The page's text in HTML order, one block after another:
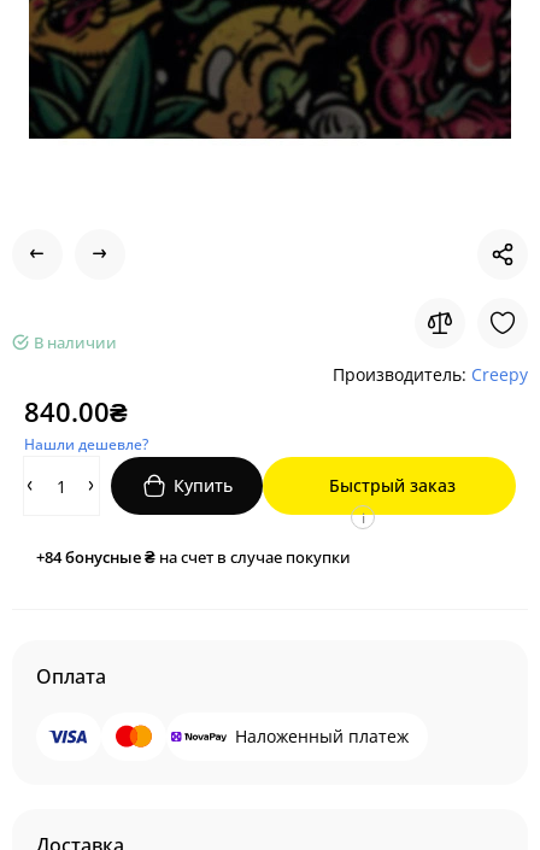
В наличии
Производитель: Creepy
840.00₴
Нашли дешевле?
Купить Быстрый заказ
+84бонусные ₴ на счет в случае покупки
i
Оплата
Наложенный платеж